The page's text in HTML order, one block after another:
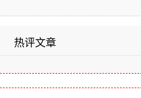
热评文章